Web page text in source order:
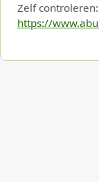
Zelf controleren:
https://